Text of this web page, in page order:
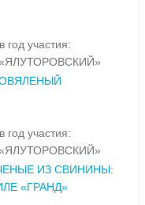
год участия:
год участия:
ИЗ СВИНИНЫ:
«ГРАНД»